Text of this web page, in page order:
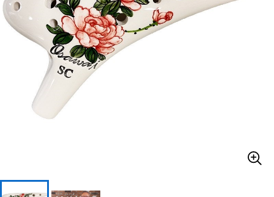
キーボード 電子ピアノ
管楽器
アンプ